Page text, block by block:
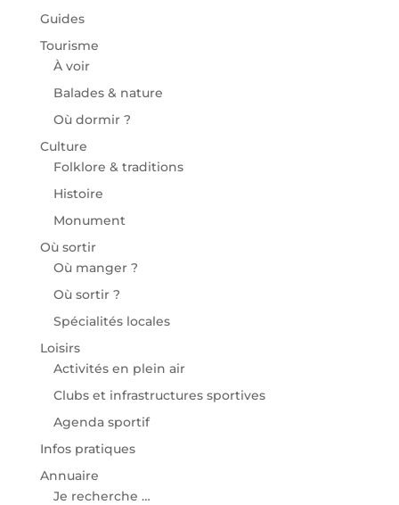
Guides
Tourisme
À voir
Balades & nature
Où dormir ?
Culture
Folklore & traditions
Histoire
Monument
Où sortir
Où manger ?
Où sortir ?
Spécialités locales
Loisirs
Activités en plein air
Clubs et infrastructures sportives
Agenda sportif
Infos pratiques
Annuaire
Je recherche …